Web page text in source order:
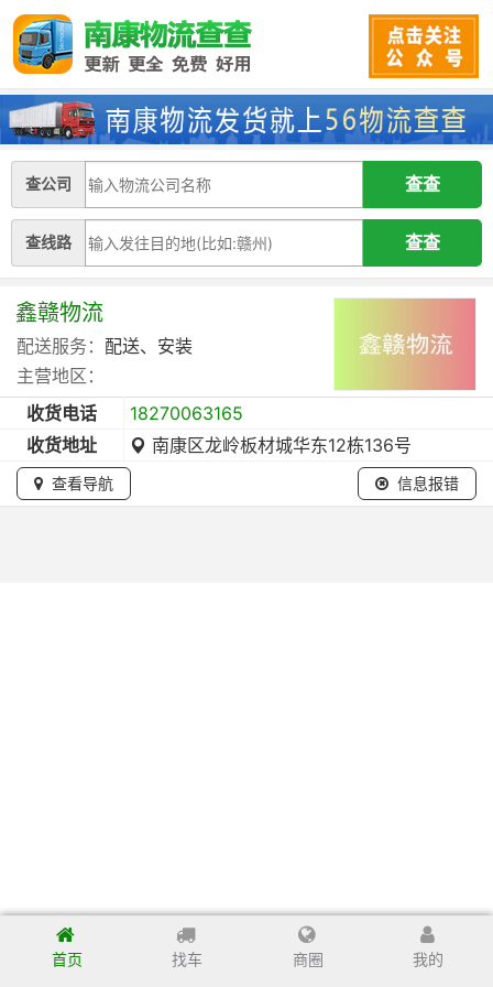
查公司
查线路
鑫赣物流
配送服务： 配送、安装
主营地区：
收货电话
18270063165
收货地址
南康区龙岭板材城华东12栋136号
查看导航 信息报错
首页 找车 商圈 我的